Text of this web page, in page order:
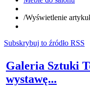
/Wyświetlenie
Subskrybuj to źródło RSS
Galeria Sztuki
wystawę...